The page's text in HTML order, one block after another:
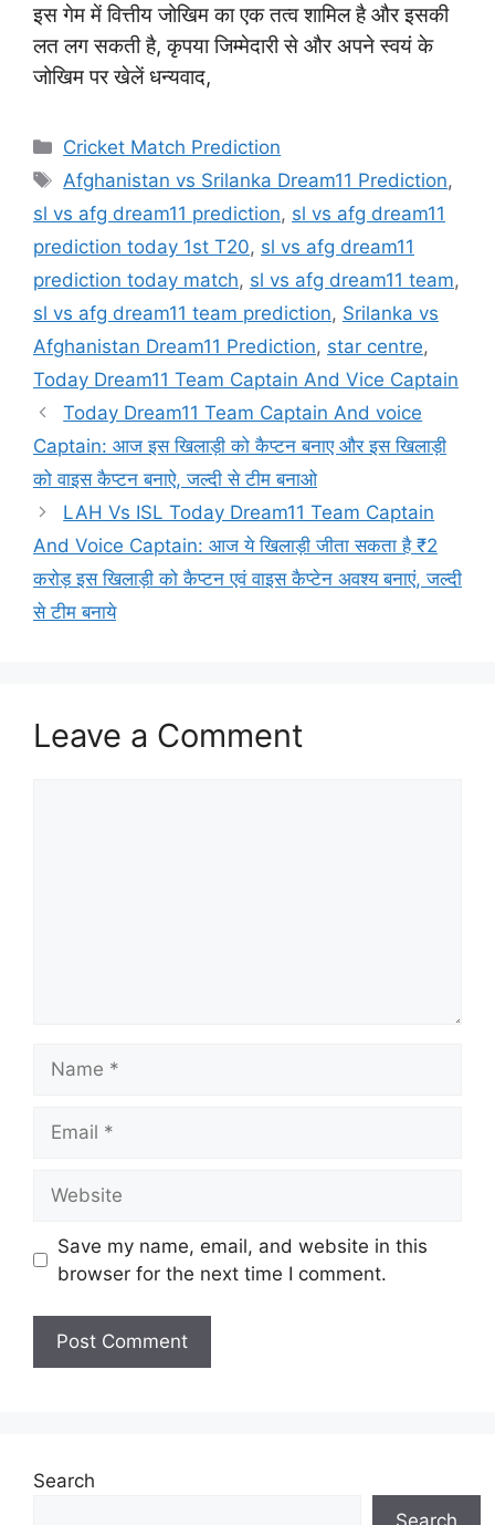
इस गेम में वित्तीय जोखिम का एक तत्व शामिल है और इसकी
लत लग सकती है, कृपया जिम्मेदारी से और अपने स्वयं के
जोखिम पर खेलें धन्यवाद,
Categories
Cricket Match Prediction
Tags
Afghanistan vs Srilanka Dream11 Prediction,
sl vs afg dream11 prediction, sl vs afg dream11
prediction today 1st T20, sl vs afg dream11
prediction today match, sl vs afg dream11 team,
sl vs afg dream11 team prediction, Srilanka vs
Afghanistan Dream11 Prediction, star centre,
Today Dream11 Team Captain And Vice Captain
Today Dream11 Team Captain And voice
Captain: आज इस खिलाड़ी को कैप्टन बनाए और इस खिलाड़ी
को वाइस कैप्टन बनाऐ, जल्दी से टीम बनाओ
LAH Vs ISL Today Dream11 Team Captain
And Voice Captain: आज ये खिलाड़ी जीता सकता है ₹2
करोड़ इस खिलाड़ी को कैप्टन एवं वाइस कैप्टेन अवश्य बनाएं, जल्दी
से टीम बनाये
Leave a Comment
Save my name, email, and website in this
browser for the next time I comment.
Search
Search